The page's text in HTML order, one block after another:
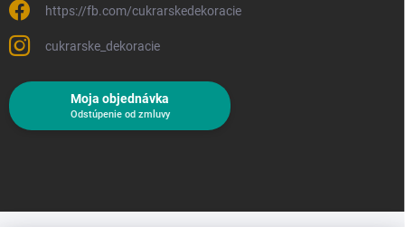
https://fb.com/cukrarskedekoracie
cukrarske_dekoracie
Moja objednávka
Odstúpenie od zmluvy